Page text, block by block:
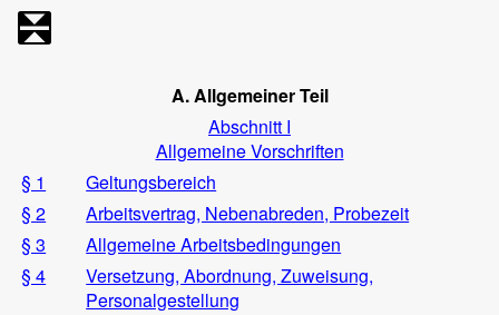
A. Allgemeiner Teil
Abschnitt I
Allgemeine Vorschriften
§ 1
Geltungsbereich
§ 2
Arbeitsvertrag, Nebenabreden, Probezeit
§ 3
Allgemeine Arbeitsbedingungen
§ 4
Versetzung, Abordnung, Zuweisung,
Personalgestellung